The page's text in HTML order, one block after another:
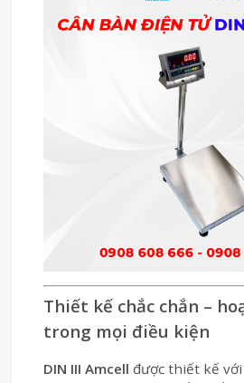
Thiết kế chắc chắn –
trong mọi điều kiện
DIN III Amcell được thiết kế